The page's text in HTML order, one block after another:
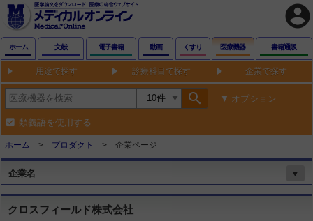
account_circle
ホーム 文献 電子書籍 動画 くすり 医療機器 書籍通販
用途で探す 診療科目で探す 企業で探す
search オプション
類義語を使用する
ホーム プロダクト 企業ページ
企業名 ▼
クロスフィールド株式会社